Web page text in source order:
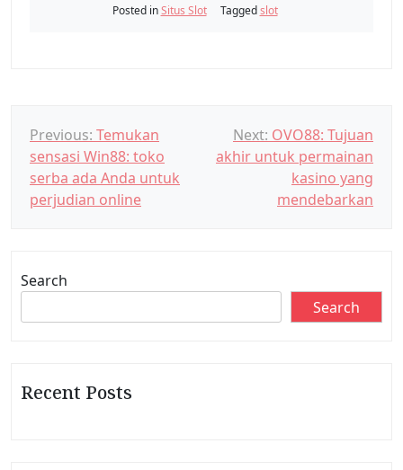
Posted inSitus Slot Taggedslot
P
o
s
t
a
v
i
a
t
Previous: Temukan
sensasi Win88: toko
serba ada Anda untuk
perjudian online
Next: OVO88: Tujuan
akhir untuk permainan
kasino yang
mendebarkan
Search
Search
Recent Posts